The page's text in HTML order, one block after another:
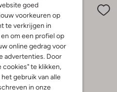
goed
voorkeuren op
te verkrijgen in
om een profiel op
online gedrag voor
advertenties. Door
te klikken,
gebruik van alle
in onze